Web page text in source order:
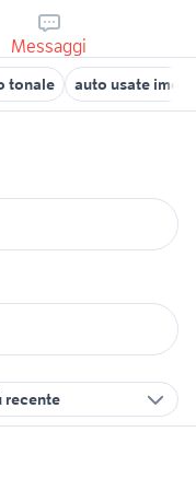
Messaggi
tonale auto usate imola
recente